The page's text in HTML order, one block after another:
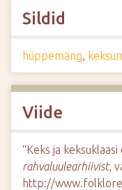
Sildid
hüppemäng,
Viide
“Keks ja keksuklaasi
rahvaluulearhiivist,
http://